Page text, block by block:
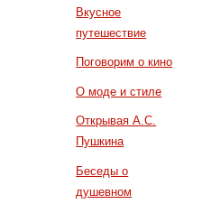
Вкусное
путешествие
Поговорим о кино
О моде и стиле
Открывая А.С.
Пушкина
Беседы о
душевном